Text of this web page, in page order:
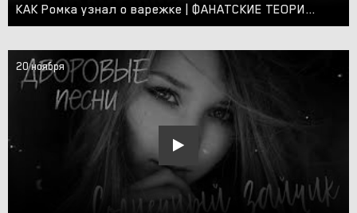
КАК Ромка узнал о варежке | ФАНАТСКИЕ ТЕОРИИ по новелле Tiny Bunny Зайчик | сюжет, концовки часть 2
20 ноября